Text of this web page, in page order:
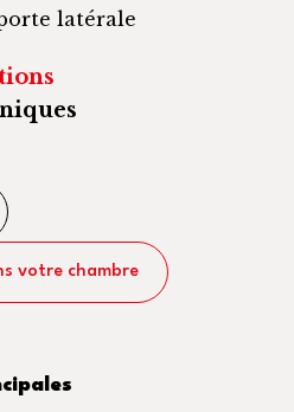
latérale
votre chambre